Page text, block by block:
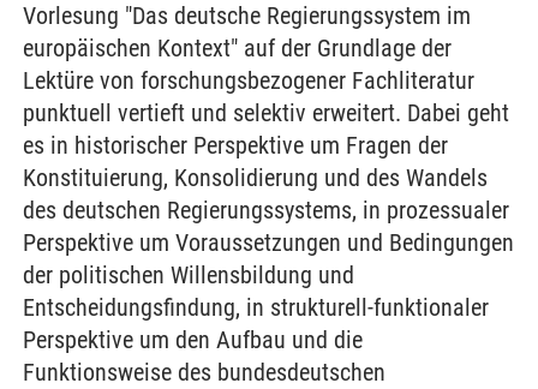
Vorlesung "Das deutsche Regierungssystem im
europäischen Kontext" auf der Grundlage der
Lektüre von forschungsbezogener Fachliteratur
punktuell vertieft und selektiv erweitert. Dabei geht
es in historischer Perspektive um Fragen der
Konstituierung, Konsolidierung und des Wandels
des deutschen Regierungssystems, in prozessualer
Perspektive um Voraussetzungen und Bedingungen
der politischen Willensbildung und
Entscheidungsfindung, in strukturell-funktionaler
Perspektive um den Aufbau und die
Funktionsweise des bundesdeutschen